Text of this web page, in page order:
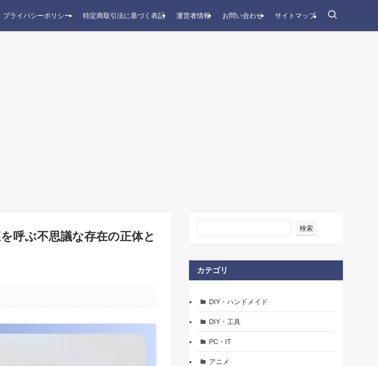
プライバシーポリシー 特定商取引法に基づく表記 運営者情報 お問い合わせ サイトマップ
呼ぶ不思議な存在の正体と
検索
カテゴリ
DIY・ハンドメイド
DIY・工具
PC・IT
アニメ